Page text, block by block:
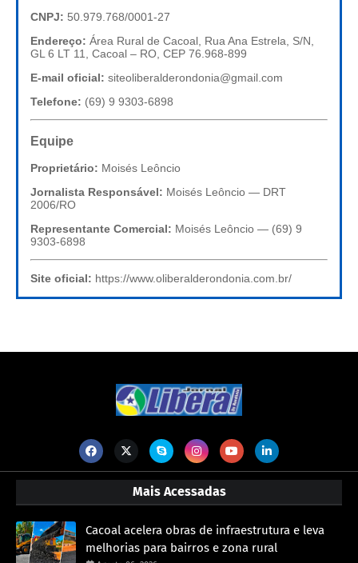
CNPJ: 50.979.768/0001-27
Endereço: Área Rural de Cacoal, Rua Ana Estrela, S/N,
GL 6 LT 11, Cacoal – RO, CEP 76.968-899
E-mail oficial: siteoliberalderondonia@gmail.com
Telefone: (69) 9 9303-6898
Equipe
Proprietário: Moisés Leôncio
Jornalista Responsável: Moisés Leôncio — DRT
2006/RO
Representante Comercial: Moisés Leôncio — (69) 9
9303-6898
Site oficial: https://www.oliberalderondonia.com.br/
Mais Acessadas
Cacoal acelera obras de infraestrutura e leva
melhorias para bairros e zona rural